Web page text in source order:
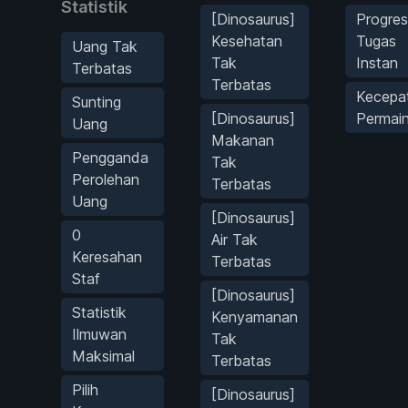
Statistik
Uang Tak
Terbatas
Sunting
Uang
Pengganda
Perolehan
Uang
0
Keresahan
Staf
Statistik
Ilmuwan
Maksimal
Pilih
[Dinosaurus]
Kesehatan
Tak
Terbatas
[Dinosaurus]
Makanan
Tak
Terbatas
[Dinosaurus]
Air Tak
Terbatas
[Dinosaurus]
Kenyamanan
Tak
Terbatas
[Dinosaurus]
Progres
Tugas
Instan